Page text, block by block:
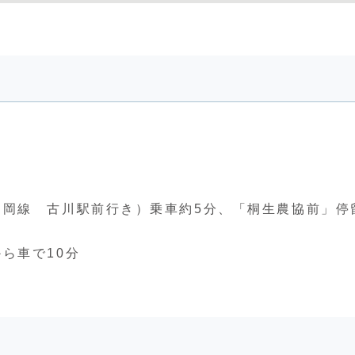
線 古川駅前行き）乗車約5分、「桐生農協前」停
車で10分